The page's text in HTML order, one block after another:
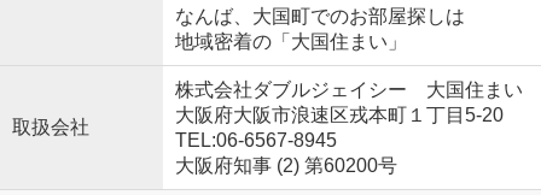
なんば、大国町でのお部屋探しは
地域密着の「大国住まい」
取扱会社
株式会社ダブルジェイシー 大国住まい
大阪府大阪市浪速区戎本町１丁目5-20
TEL:06-6567-8945
大阪府知事 (2) 第60200号